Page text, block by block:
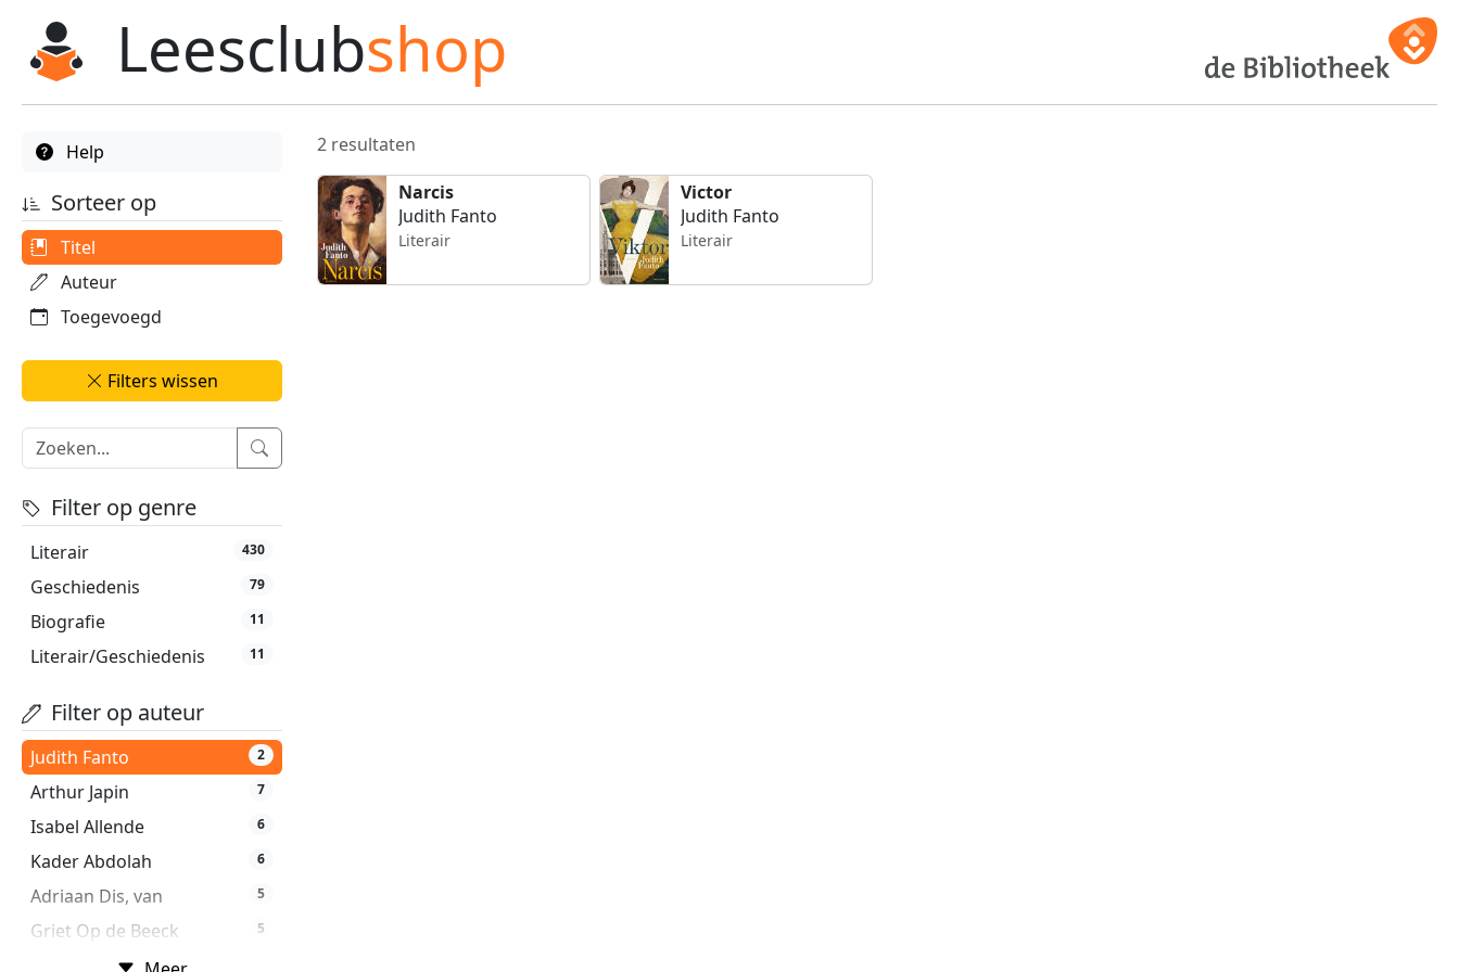
Leesclubshop
Help
Sorteer op
Titel
Auteur
Toegevoegd
Filters wissen
Filter op genre
Literair 430
Geschiedenis 79
Biografie 11
Literair/Geschiedenis 11
Filter op auteur
Arthur Japin 7
Isabel Allende 6
Kader Abdolah 6
Adriaan Dis, van 5
Griet Op de Beeck 5
Ian McEwan
Judith Fanto 2
2 resultaten
Narcis
Judith Fanto
Literair
Victor
Judith Fanto
Literair